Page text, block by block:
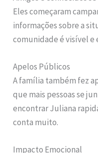
Eles começaram
informações sobre a
comunidade é visível e
Apelos Públicos
A família também fez
que mais pessoas se
encontrar Juliana
conta muito.
Impacto Emocional